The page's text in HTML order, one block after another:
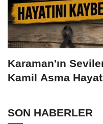
Karaman'ın
Kamil Asma
SON HABERLER